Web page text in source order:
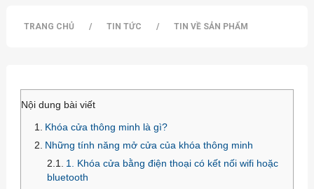
TRANG CHỦ / TIN TỨC / TIN VỀ SẢN PHẨM
Nội dung bài viết
Khóa cửa thông minh là gì?
Những tính năng mở cửa của khóa thông minh
1. Khóa cửa bằng điện thoại có kết nối wifi hoặc
bluetooth